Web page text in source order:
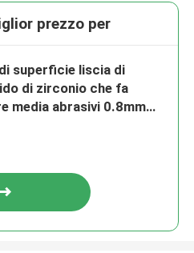
prezzo per
superficie liscia di
di zirconio che fa
media abrasivi 0.8mm